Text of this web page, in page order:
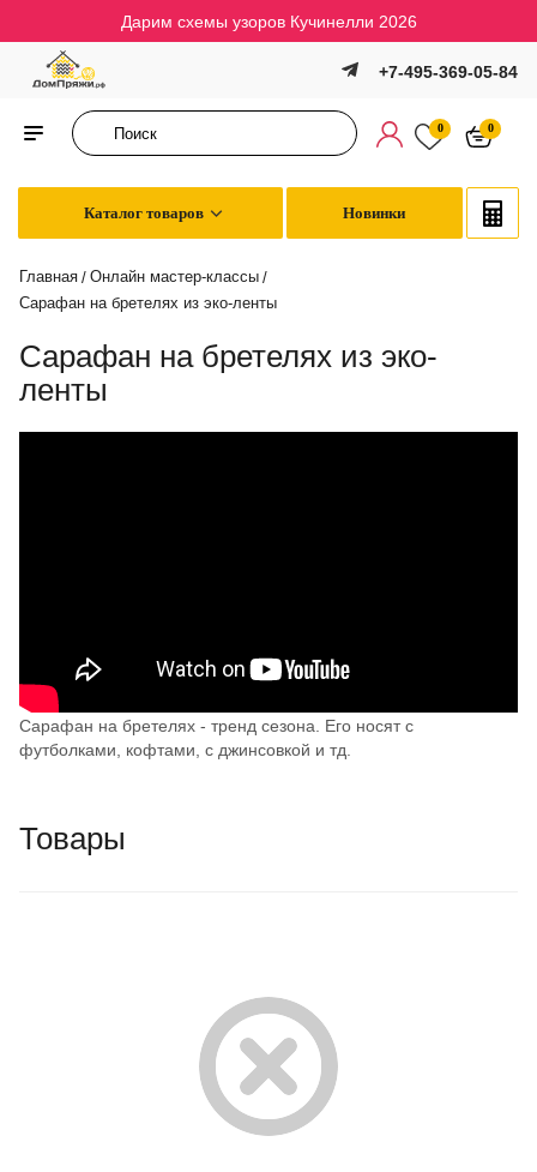
Дарим схемы узоров Кучинелли 2026
+7-495-369-05-84
0 0
Каталог товаров Новинки
Главная / Онлайн мастер-классы /
Сарафан на бретелях из эко-ленты
Сарафан на бретелях из эко-
ленты
Сарафан на бретелях - тренд сезона. Его носят с
футболками, кофтами, с джинсовкой и тд.
Товары